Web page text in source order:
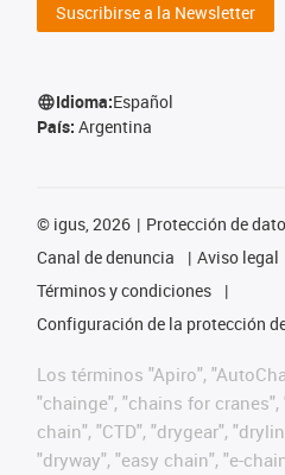
Suscribirse a la Newsletter
Idioma:Español
País: Argentina
© igus, 2026 Protección de
Canal de denuncia
Aviso legal
Términos y condiciones
Configuración de la protección
Los términos "Apiro",
"chainge", "chains for
chain", "CTD", "drygear",
"dryway", "easy chain", "e-